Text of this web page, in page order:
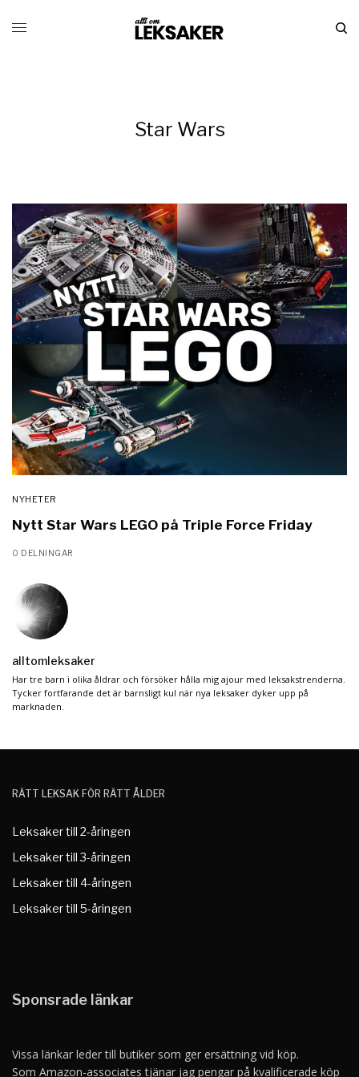
Star Wars
NYHETER
Nytt Star Wars LEGO på Triple Force Friday
0 DELNINGAR
alltomleksaker
Har tre barn i olika åldrar och försöker hålla mig ajour med leksakstrenderna.
Tycker fortfarande det är barnsligt kul när nya leksaker dyker upp på
marknaden.
RÄTT LEKSAK FÖR RÄTT ÅLDER
Leksaker till 2-åringen
Leksaker till 3-åringen
Leksaker till 4-åringen
Leksaker till 5-åringen
Sponsrade länkar
Vissa länkar leder till butiker som ger ersättning vid köp.
Som Amazon-associates tjänar jag pengar på kvalificerade köp